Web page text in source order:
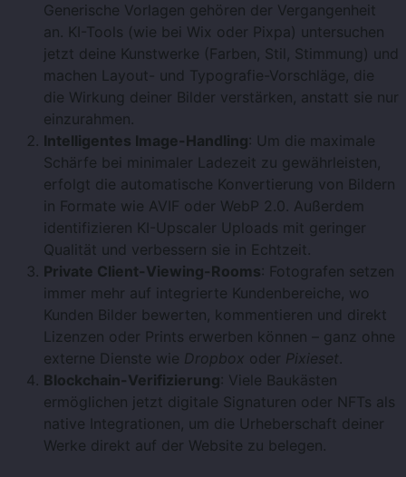
Generische Vorlagen gehören der Vergangenheit
an. KI-Tools (wie bei Wix oder Pixpa) untersuchen
jetzt deine Kunstwerke (Farben, Stil, Stimmung) und
machen Layout- und Typografie-Vorschläge, die
die Wirkung deiner Bilder verstärken, anstatt sie nur
einzurahmen.
Intelligentes Image-Handling: Um die maximale
Schärfe bei minimaler Ladezeit zu gewährleisten,
erfolgt die automatische Konvertierung von Bildern
in Formate wie AVIF oder WebP 2.0. Außerdem
identifizieren KI-Upscaler Uploads mit geringer
Qualität und verbessern sie in Echtzeit.
Private Client-Viewing-Rooms: Fotografen setzen
immer mehr auf integrierte Kundenbereiche, wo
Kunden Bilder bewerten, kommentieren und direkt
Lizenzen oder Prints erwerben können – ganz ohne
externe Dienste wie Dropbox oder Pixieset .
Blockchain-Verifizierung: Viele Baukästen
ermöglichen jetzt digitale Signaturen oder NFTs als
native Integrationen, um die Urheberschaft deiner
Werke direkt auf der Website zu belegen.